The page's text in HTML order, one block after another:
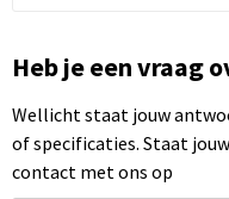
Heb je een vraag
Wellicht staat jouw
of specificaties. Staat
contact met ons op